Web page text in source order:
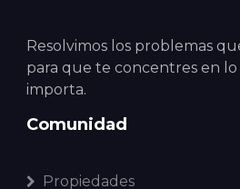
Resolvimos los problemas
para que te concentres en
importa.
Comunidad
Propiedades